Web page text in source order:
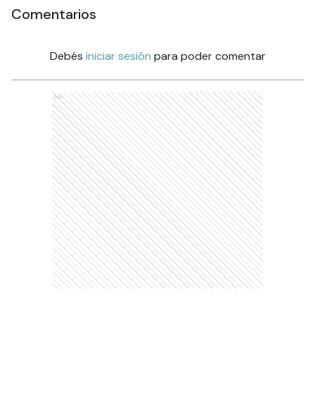
Comentarios
Debés iniciar sesión para poder comentar
Ads